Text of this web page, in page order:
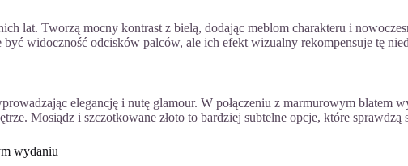
lat. Tworzą mocny kontrast z bielą, dodając meblom charakteru i
widoczność odcisków palców, ale ich efekt wizualny rekompensuje tę
elegancję i nutę glamour. W połączeniu z marmurowym blatem
Mosiądz i szczotkowane złoto to bardziej subtelne opcje, które
wydaniu